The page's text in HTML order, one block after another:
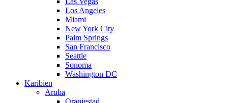
Los Angeles
Miami
New York City
Palm Springs
San Francisco
Seattle
Sonoma
Washington DC
Karibien
Aruba
Oranjestad